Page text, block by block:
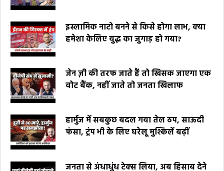
इस्लामिक नाटो बनने से किसे होगा लाभ, क्या
हमेशा केलिए युद्ध का जुगाड़ हो गया?
जेन ज़ी की तरफ जाते हैं तो खिसक जाएगा एक
वोट बैंक, नहीं जाते तो जनता खिलाफ
हार्मुज में सबकुछ बदल गया तेल ठप, साऊदी
फंसा, ट्रंप भी के लिए घरेलू मुश्किलें बढ़ीं
जनता से अंधाधुंध टेक्स लिया, अब हिसाब देने